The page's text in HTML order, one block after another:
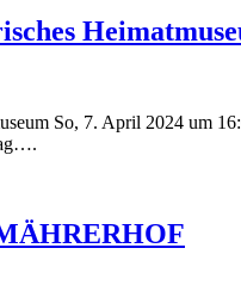
So, 7. April 2024 um